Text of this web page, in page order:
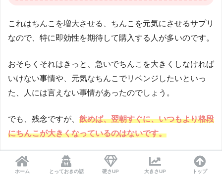
これはちんこを増大させる、ちんこを元気にさせるサプリ
なので、特に即効性を期待して購入する人が多いのです。
おそらくそれはきっと、急いでちんこを大きくしなければ
いけない事情や、元気なちんこでリベンジしたいといっ
た、人には言えない事情があったのでしょう。
でも、残念ですが、 飲めば、翌朝すぐに、いつもより格段
にちんこが大きくなっているのはないです。
サプリは、風邪薬のように、飲むと直ぐに効果がでるもの
でもないです。
ホーム とっておきの話 硬さUP 大きさUP トップ